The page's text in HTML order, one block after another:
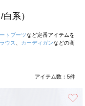
系）
トブーツなど定番アイテムを
ウス カーディガンなどの商
アイテム数： 5件